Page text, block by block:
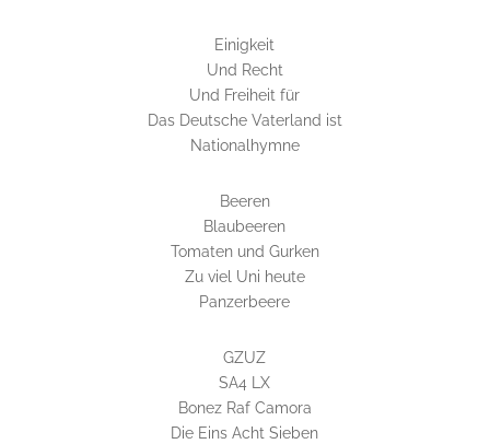
Einigkeit
Und Recht
Und Freiheit für
Das Deutsche Vaterland ist
Nationalhymne
Beeren
Blaubeeren
Tomaten und Gurken
Zu viel Uni heute
Panzerbeere
GZUZ
SA4 LX
Bonez Raf Camora
Die Eins Acht Sieben